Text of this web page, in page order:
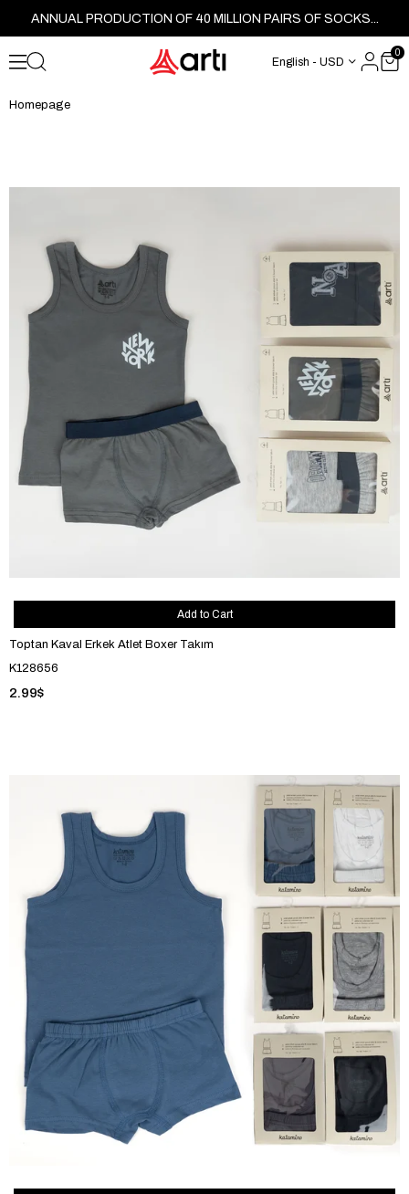
ANNUAL PRODUCTION OF 40 MILLION PAIRS OF SOCKS...
English - USD
0
Homepage
Toptan Kaval Erkek Atlet Boxer Takım
K128656
2.99$
Add to Cart